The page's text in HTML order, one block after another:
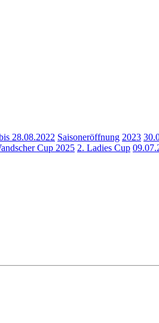
28.08.2022 Saisoneröffnung 2023
Cup 2025 2. Ladies Cup